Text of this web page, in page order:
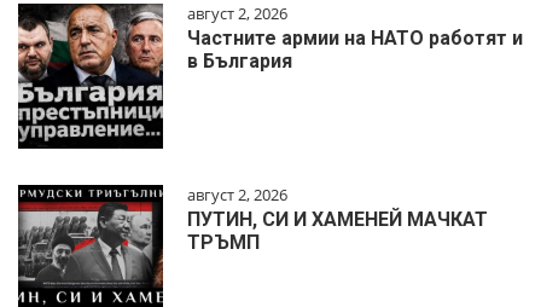
август 2, 2026
Частните армии на НАТО работят и
в България
август 2, 2026
ПУТИН, СИ И ХАМЕНЕЙ МАЧКАТ
ТРЪМП